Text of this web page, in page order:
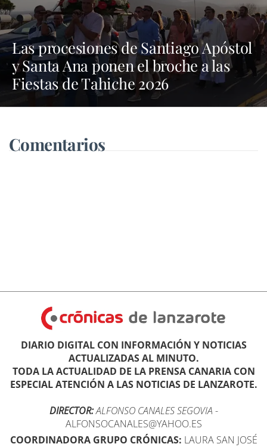
Las procesiones de Santiago Apóstol
y Santa Ana ponen el broche a las
Fiestas de Tahiche 2026
Comentarios
DIARIO DIGITAL CON INFORMACIÓN Y NOTICIAS
ACTUALIZADAS AL MINUTO.
TODA LA ACTUALIDAD DE LA PRENSA CANARIA CON
ESPECIAL ATENCIÓN A LAS NOTICIAS DE LANZAROTE.
DIRECTOR:ALFONSO CANALES SEGOVIA -
ALFONSOCANALES@YAHOO.ES
COORDINADORA GRUPO CRÓNICAS: LAURA SAN JOSÉ